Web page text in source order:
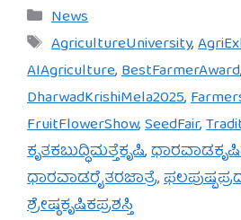
Categories
News
Tags
AgricultureUniversity,
AIAgriculture,BestFarmerAward,
DharwadKrishiMela2025,
FruitFlowerShow,SeedFair,
ಕೃತಕಬುದ್ಧಿಮತ್ತೆಕೃಷಿ,
ಧಾರವಾಡರೈತರಜಾತ್ರೆ,
ಶ್ರೇಷ್ಠಕೃಷಿಕಪ್ರಶಸ್ತಿ